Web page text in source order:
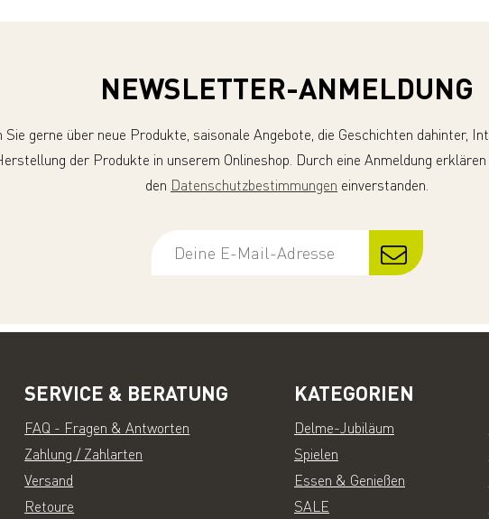
NEWSLETTER-ANMELDUNG
Sie gerne über neue Produkte, saisonale Angebote, die Geschichten dahinter,
der Produkte in unserem Onlineshop. Durch eine Anmeldung
den Datenschutzbestimmungen einverstanden.
SERVICE & BERATUNG
FAQ - Fragen & Antworten
Zahlung / Zahlarten
Versand
Retoure
KATEGORIEN
Delme-Jubiläum
Spielen
Essen & Genießen
SALE